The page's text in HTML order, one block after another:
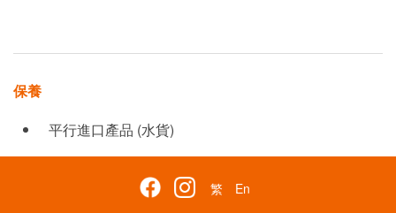
保養
平行進口產品 (水貨)
繁
En